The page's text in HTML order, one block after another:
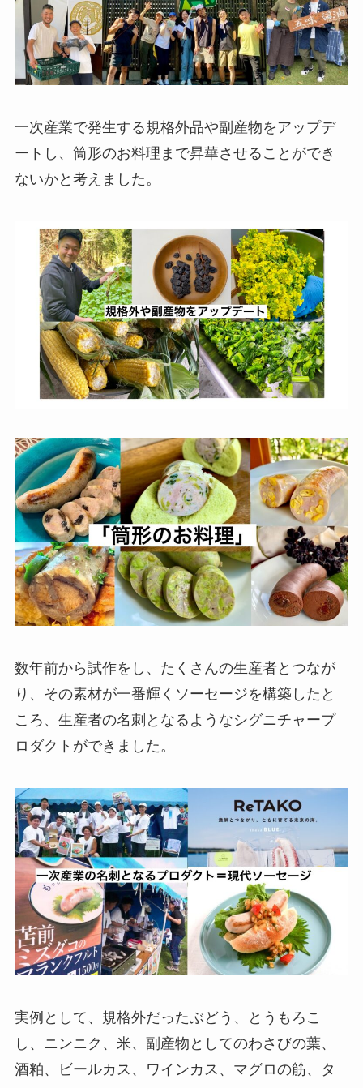
一次産業で発生する規格外品や副産物をアップデ
ートし、筒形のお料理まで昇華させることができ
ないかと考えました。
数年前から試作をし、たくさんの生産者とつなが
り、その素材が一番輝くソーセージを構築したと
ころ、生産者の名刺となるようなシグニチャープ
ロダクトができました。
実例として、規格外だったぶどう、とうもろこ
し、ニンニク、米、副産物としてのわさびの葉、
酒粕、ビールカス、ワインカス、マグロの筋、タ